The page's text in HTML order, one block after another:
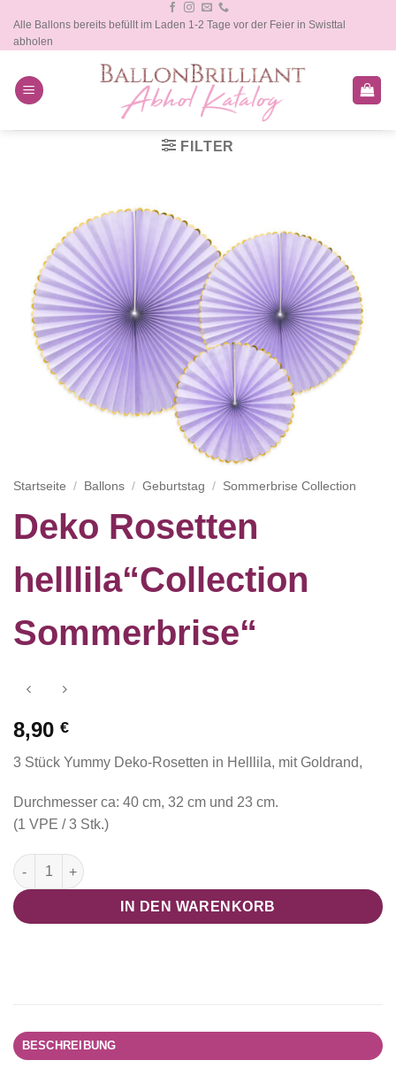
Inhalt
springen
Alle Ballons bereits befüllt im Laden 1-2 Tage vor der Feier in Swisttal
abholen
FILTER
Startseite / Ballons / Geburtstag / Sommerbrise Collection
Deko Rosetten
helllila“Collection
Sommerbrise“
8,90 €
3 Stück Yummy Deko-Rosetten in Helllila, mit Goldrand,
Durchmesser ca: 40 cm, 32 cm und 23 cm.
(1 VPE / 3 Stk.)
Deko Rosetten helllila"Collection Sommerbrise" Menge
IN DEN WARENKORB
BESCHREIBUNG